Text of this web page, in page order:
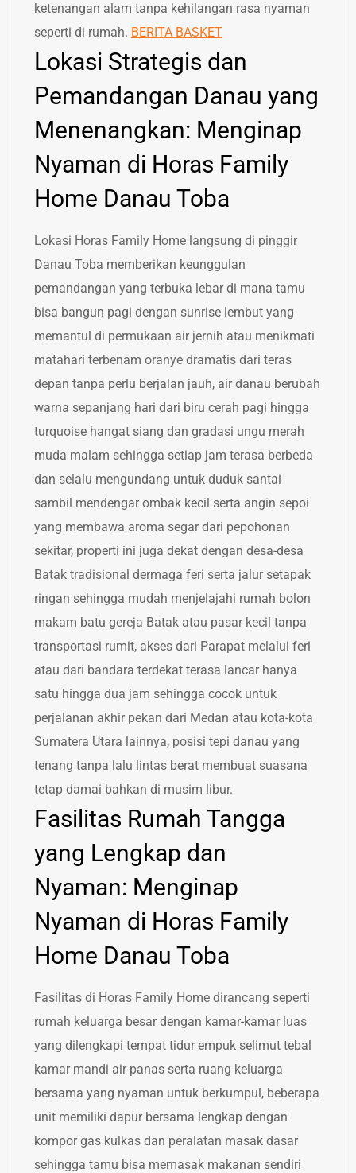
ketenangan alam tanpa kehilangan rasa nyaman
seperti di rumah. BERITA BASKET
Lokasi Strategis dan
Pemandangan Danau yang
Menenangkan: Menginap
Nyaman di Horas Family
Home Danau Toba
Lokasi Horas Family Home langsung di pinggir
Danau Toba memberikan keunggulan
pemandangan yang terbuka lebar di mana tamu
bisa bangun pagi dengan sunrise lembut yang
memantul di permukaan air jernih atau menikmati
matahari terbenam oranye dramatis dari teras
depan tanpa perlu berjalan jauh, air danau berubah
warna sepanjang hari dari biru cerah pagi hingga
turquoise hangat siang dan gradasi ungu merah
muda malam sehingga setiap jam terasa berbeda
dan selalu mengundang untuk duduk santai
sambil mendengar ombak kecil serta angin sepoi
yang membawa aroma segar dari pepohonan
sekitar, properti ini juga dekat dengan desa-desa
Batak tradisional dermaga feri serta jalur setapak
ringan sehingga mudah menjelajahi rumah bolon
makam batu gereja Batak atau pasar kecil tanpa
transportasi rumit, akses dari Parapat melalui feri
atau dari bandara terdekat terasa lancar hanya
satu hingga dua jam sehingga cocok untuk
perjalanan akhir pekan dari Medan atau kota-kota
Sumatera Utara lainnya, posisi tepi danau yang
tenang tanpa lalu lintas berat membuat suasana
tetap damai bahkan di musim libur.
Fasilitas Rumah Tangga
yang Lengkap dan
Nyaman: Menginap
Nyaman di Horas Family
Home Danau Toba
Fasilitas di Horas Family Home dirancang seperti
rumah keluarga besar dengan kamar-kamar luas
yang dilengkapi tempat tidur empuk selimut tebal
kamar mandi air panas serta ruang keluarga
bersama yang nyaman untuk berkumpul, beberapa
unit memiliki dapur bersama lengkap dengan
kompor gas kulkas dan peralatan masak dasar
sehingga tamu bisa memasak makanan sendiri